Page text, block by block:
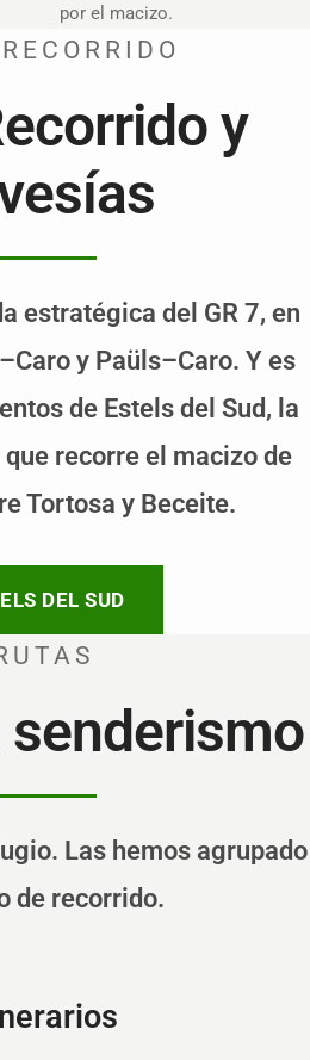
por el macizo.
y
estratégica del GR 7, en
y Paüls–Caro. Y es
de Estels del Sud, la
recorre el macizo de
Tortosa y Beceite.
DEL SUD
senderismo
Las hemos agrupado
de recorrido.